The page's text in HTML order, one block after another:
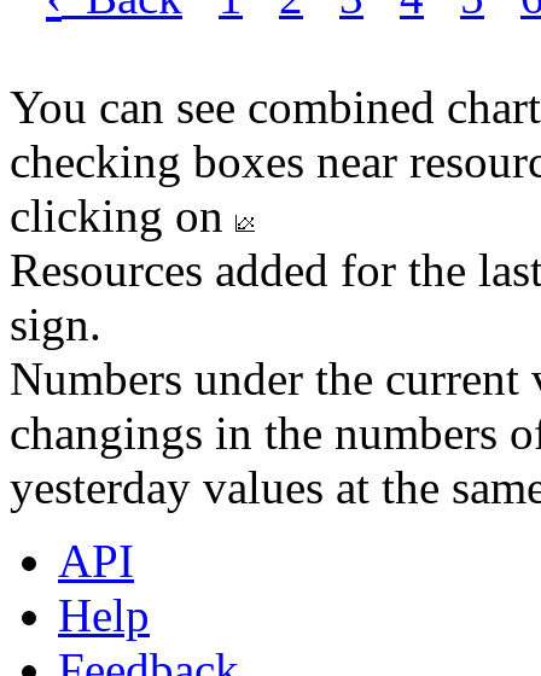
You can see combined
checking boxes near
clicking on
Resources added for the
sign.
Numbers under the
changings in the numbers
yesterday values at the
API
Help